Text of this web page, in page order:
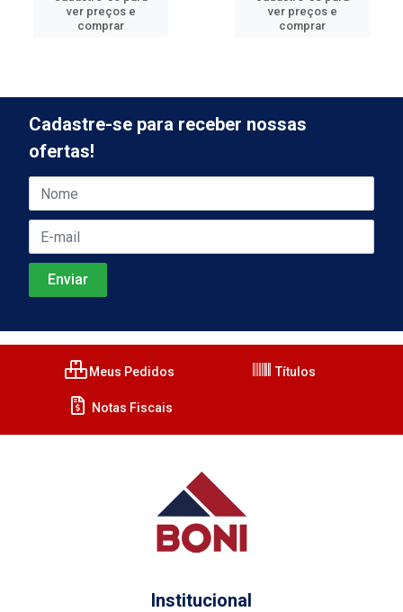
ver preços e
comprar
ver preços e
comprar
Cadastre-se para receber nossas
ofertas!
Meus Pedidos Títulos
Notas Fiscais
Institucional